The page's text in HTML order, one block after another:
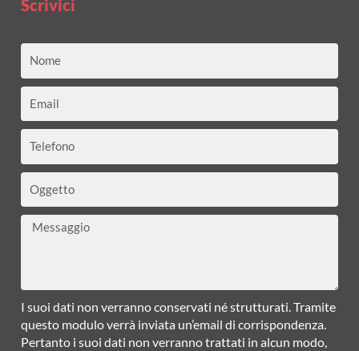
Scrivici
Messaggio
I suoi dati non verranno conservati né strutturati. Tramite
questo modulo verrà inviata un’email di corrispondenza.
Pertanto i suoi dati non verranno trattati in alcun modo,